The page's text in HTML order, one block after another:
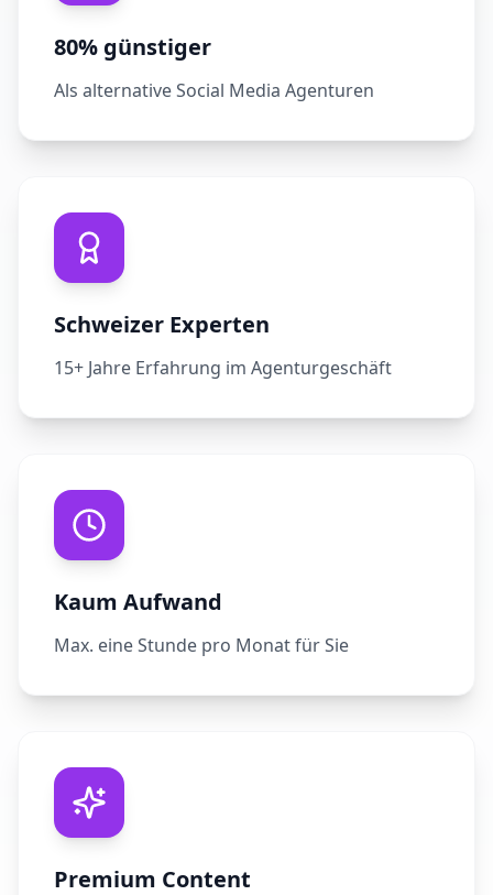
80% günstiger
Als alternative Social Media Agenturen
Schweizer Experten
15+ Jahre Erfahrung im Agenturgeschäft
Kaum Aufwand
Max. eine Stunde pro Monat für Sie
Premium Content